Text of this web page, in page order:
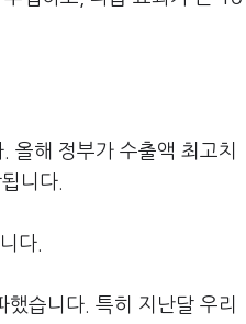
올해 정부가 수출액 최고치
니다.
다.
습니다. 특히 지난달 우리